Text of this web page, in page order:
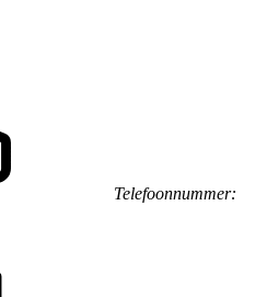
Telefoonnummer: